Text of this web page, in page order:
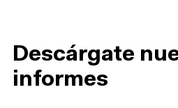
Descárgate
informes